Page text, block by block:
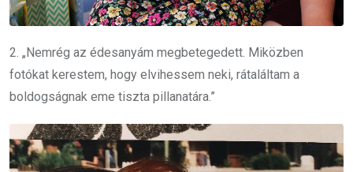
2. „Nemrég az édesanyám megbetegedett. Miközben
fotókat kerestem, hogy elvihessem neki, rátaláltam a
boldogságnak eme tiszta pillanatára.”